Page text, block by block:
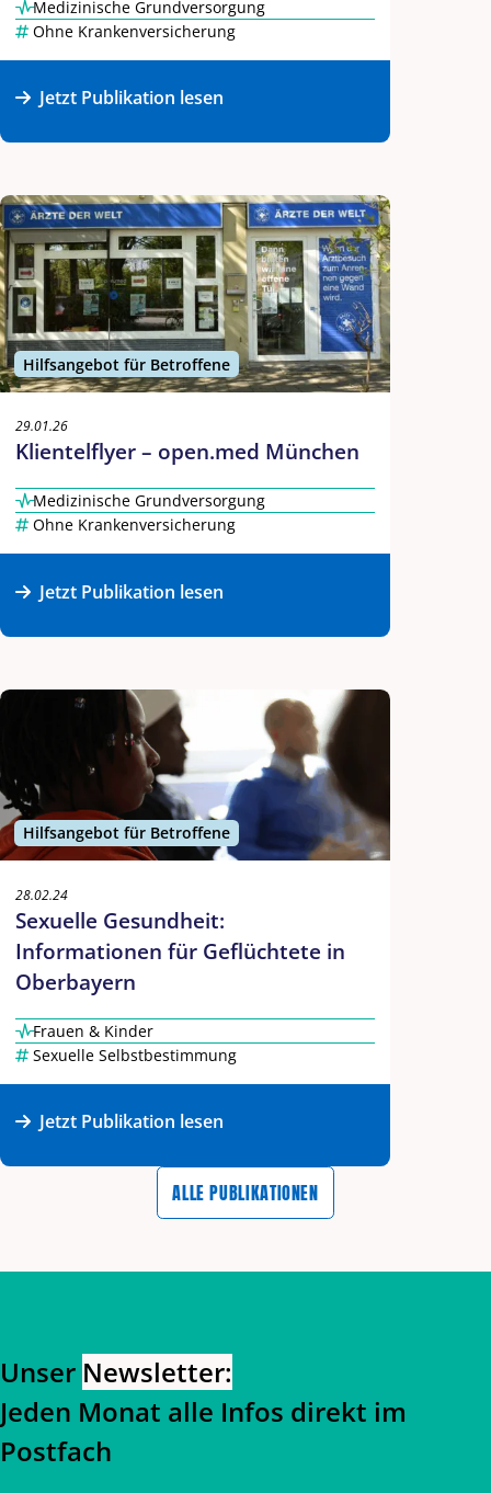
Medizinische Grundversorgung
Ohne Krankenversicherung
Jetzt Publikation lesen
Hilfsangebot für Betroffene
29.01.26
Klientelflyer – open.med München
Medizinische Grundversorgung
Ohne Krankenversicherung
Jetzt Publikation lesen
Hilfsangebot für Betroffene
28.02.24
Sexuelle Gesundheit:
Informationen für Geflüchtete in
Oberbayern
Frauen & Kinder
Sexuelle Selbstbestimmung
Jetzt Publikation lesen
ALLE PUBLIKATIONEN
Unser Newsletter:
Jeden Monat alle Infos direkt im
Postfach